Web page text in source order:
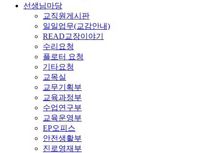
선생님마당
교직원게시판
일일업무(교감안내)
READ교장이야기
수리요청
플로터 요청
기타요청
교목실
교무기획부
교육과정부
수업연구부
교육운영부
EP오피스
안전생활부
진로영재부